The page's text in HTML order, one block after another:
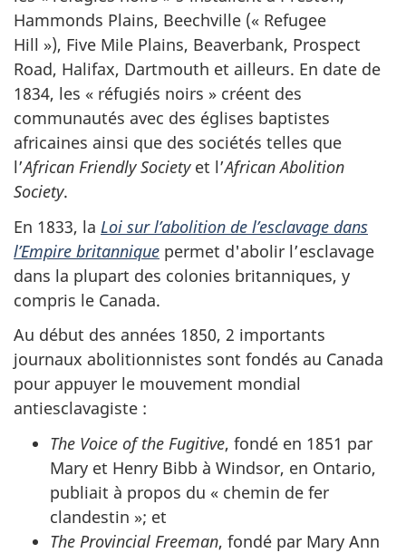
Hammonds Plains, Beechville (« Refugee
Hill »), Five Mile Plains, Beaverbank, Prospect
Road, Halifax, Dartmouth et ailleurs. En date de
1834, les « réfugiés noirs » créent des
communautés avec des églises baptistes
africaines ainsi que des sociétés telles que
l’African Friendly Societyet l’African Abolition
Society.
En 1833, la Loi sur l’abolition de l’esclavage dans
l’Empire britannique permet d'abolir l’esclavage
dans la plupart des colonies britanniques, y
compris le Canada.
Au début des années 1850, 2 importants
journaux abolitionnistes sont fondés au Canada
pour appuyer le mouvement mondial
antiesclavagiste :
The Voice of the Fugitive, fondé en 1851 par
Mary et Henry Bibb à Windsor, en Ontario,
publiait à propos du « chemin de fer
clandestin »; et
The Provincial Freeman, fondé par Mary Ann